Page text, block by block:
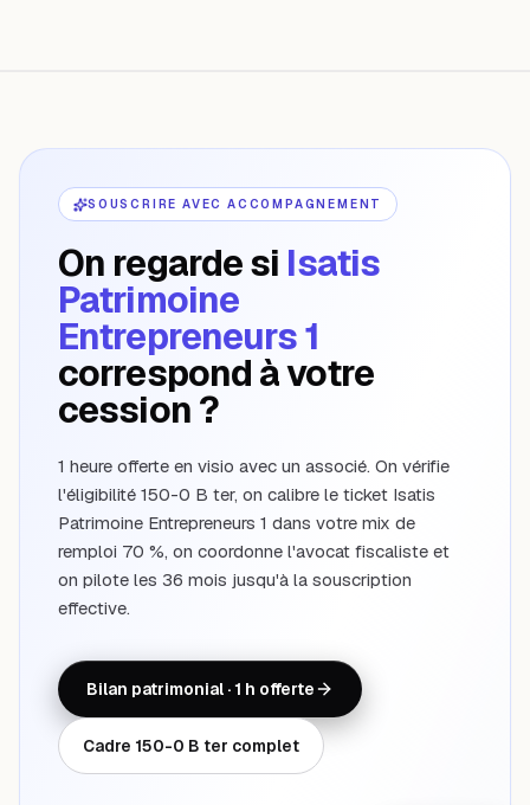
SOUSCRIRE AVEC ACCOMPAGNEMENT
On regarde si Isatis
Patrimoine
Entrepreneurs 1
correspond à votre
cession ?
1 heure offerte en visio avec un associé. On vérifie
l'éligibilité 150-0 B ter, on calibre le ticket Isatis
Patrimoine Entrepreneurs 1 dans votre mix de
remploi 70 %, on coordonne l'avocat fiscaliste et
on pilote les 36 mois jusqu'à la souscription
effective.
Bilan patrimonial · 1 h offerte
Cadre 150-0 B ter complet